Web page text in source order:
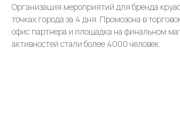
Организация мероприятий для бренда
точках города за 4 дня. Промозона в
офис партнера и площадка на финальном
активностей стали более 4000 человек.